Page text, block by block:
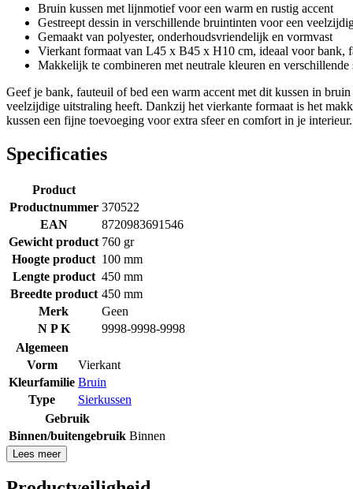
Bruin kussen met lijnmotief voor een warm en rustig accent
Gestreept dessin in verschillende bruintinten voor een
Gemaakt van polyester, onderhoudsvriendelijk en vormvast
Vierkant formaat van L45 x B45 x H10 cm, ideaal voor bank,
Makkelijk te combineren met neutrale kleuren en
Geef je bank, fauteuil of bed een warm accent met dit kussen in
veelzijdige uitstraling heeft. Dankzij het vierkante formaat is het
kussen een fijne toevoeging voor extra sfeer en comfort in je interieur.
Specificaties
Product
Productnummer 370522
EAN
8720983691546
Gewicht product 760 gr
Hoogte product 100 mm
Lengte product 450 mm
Breedte product 450 mm
Merk
Geen
N P K
9998-9998-9998
Algemeen
Vorm
Vierkant
Kleurfamilie Bruin
Type
Sierkussen
Gebruik
Binnen/buitengebruik Binnen
Lees meer